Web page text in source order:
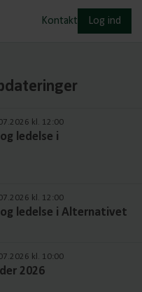
Kontakt Log ind
kl. 12:00
ledelse i
kl. 12:00
ledelse i Alternativet
kl. 10:00
2026